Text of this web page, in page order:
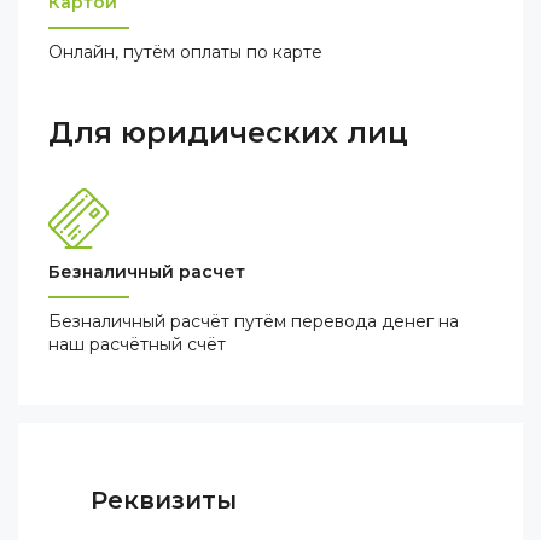
Онлайн, путём оплаты по карте
Для юридических лиц
Безналичный расчет
Безналичный расчёт путём перевода денег на
наш расчётный счёт
Реквизиты